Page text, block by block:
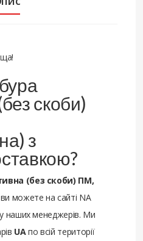
скоби)
з
(без скоби) ПМ,
ви можете на сайті NA
наших менеджерів. Ми
UAпо всій території